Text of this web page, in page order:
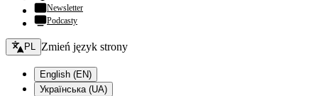
Newsletter
Podcasty
Zmień język - bieżący:
PL Zmień język strony
English (EN)
Українська (UA)